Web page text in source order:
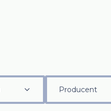
Producent